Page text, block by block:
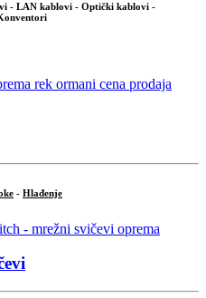
- LAN kablovi - Optički kablovi -
- Hlađenje